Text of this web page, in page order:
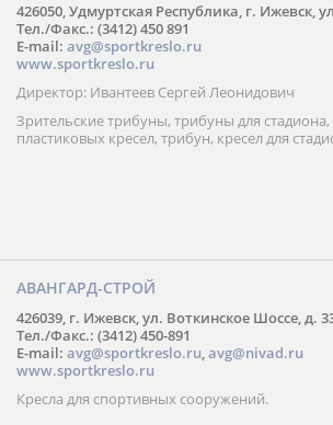
426050, Удмуртская Республика, г. Ижевск,
Тел./Факс.: (3412) 450 891
E-mail: avg@sportkreslo.ru
www.sportkreslo.ru
Директор: Ивантеев Сергей Леонидович
Зрительские трибуны, трибуны для стадиона,
пластиковых кресел, трибун, кресел для
АВАНГАРД-СТРОЙ
426039, г. Ижевск, ул. Воткинское Шоссе, д.
Тел./Факс.: (3412) 450-891
E-mail: avg@sportkreslo.ru,avg@nivad.ru
www.sportkreslo.ru
Кресла для спортивных сооружений.